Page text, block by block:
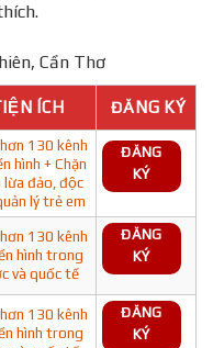
Cần Thơ
ÍCH ĐĂNG KÝ
130 kênh
hình + Chặn
lừa đảo, độc
lý trẻ em
ĐĂNG
KÝ
130 kênh
hình trong
và quốc tế
ĐĂNG
KÝ
130 kênh
hình trong
ĐĂNG
KÝ